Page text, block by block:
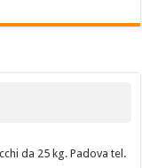
da 25 kg. Padova tel.